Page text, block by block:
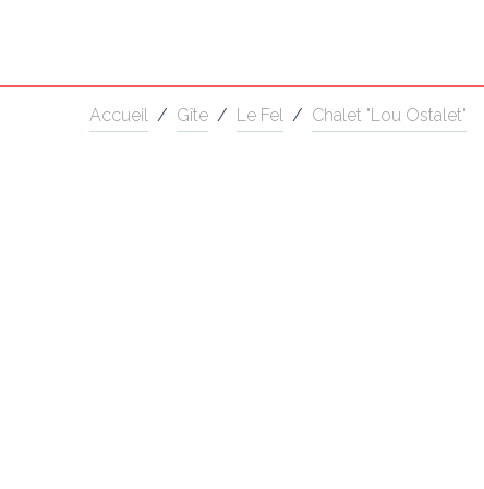
Accueil / Gîte / Le Fel / Chalet "Lou Ostalet"